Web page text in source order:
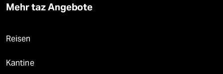
Mehr taz Angebote
Reisen
Kantine